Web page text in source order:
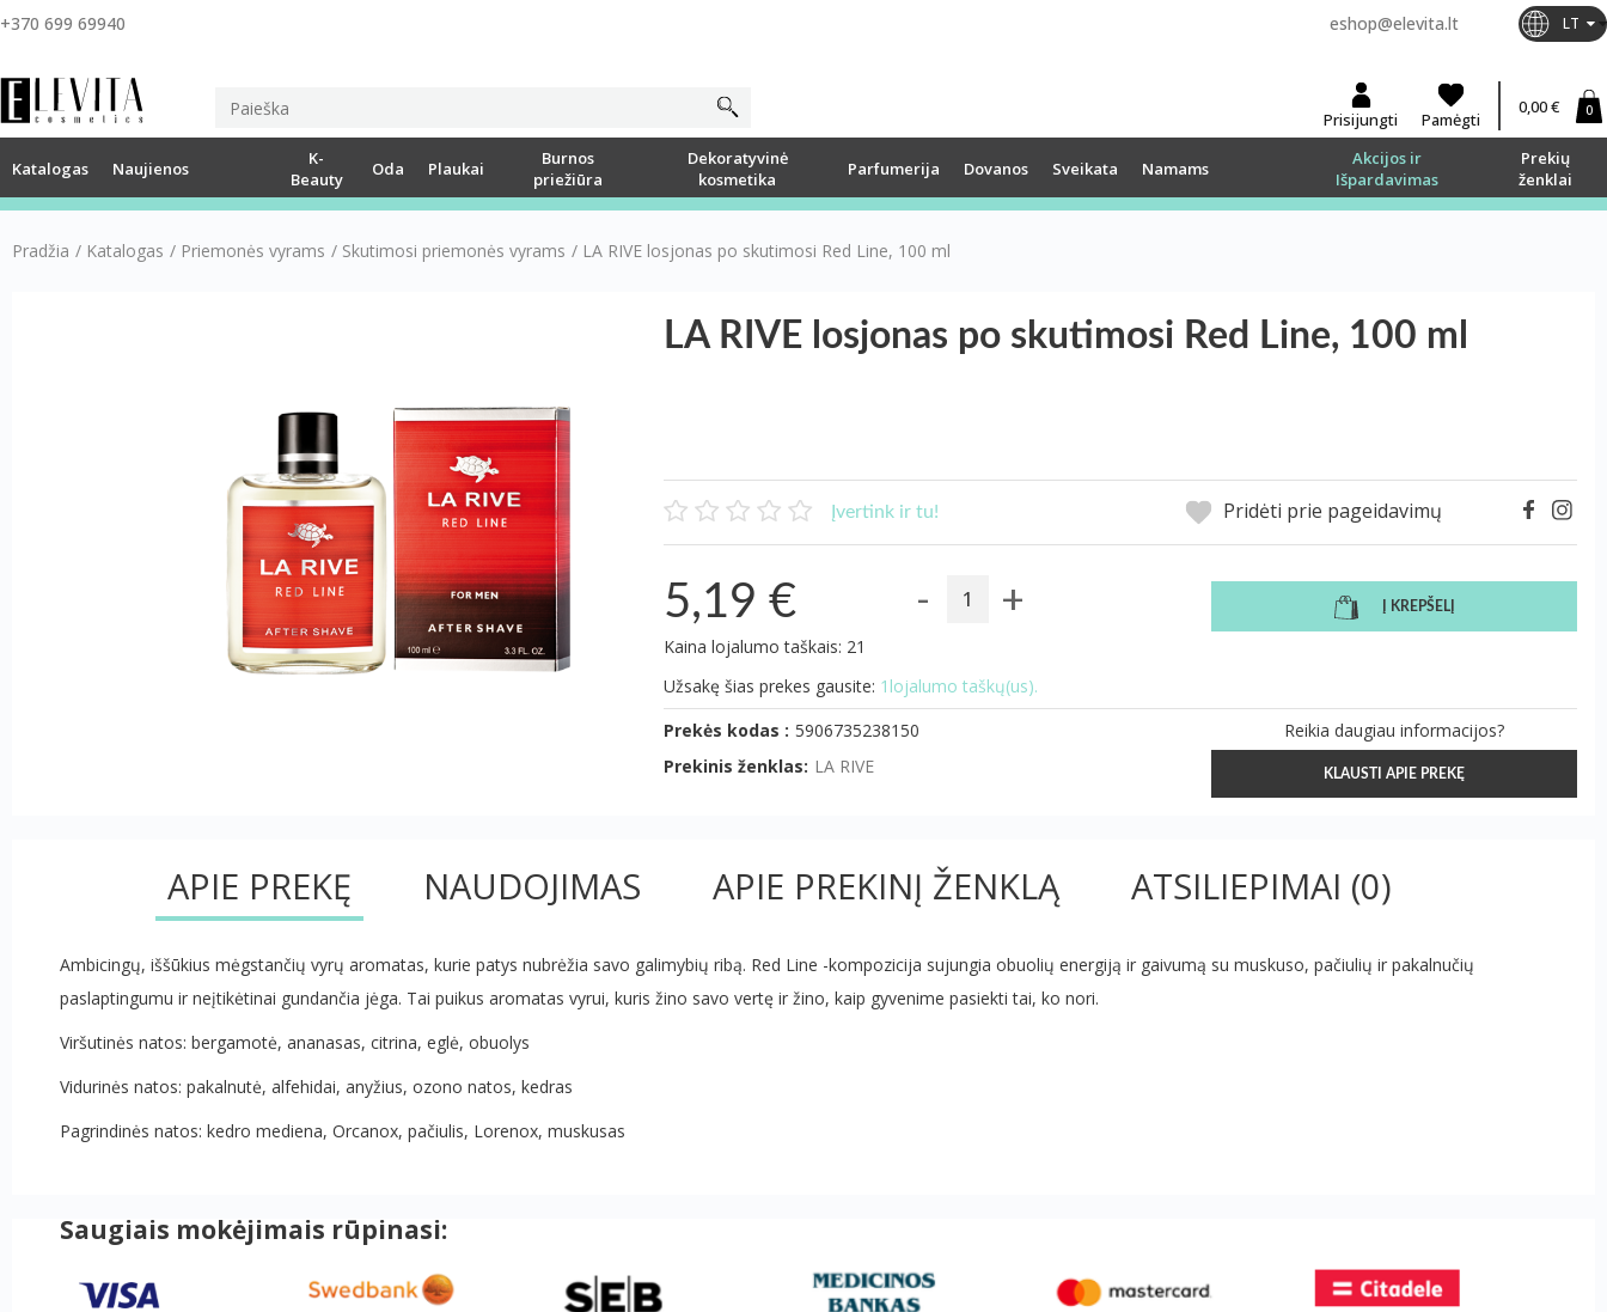
+370 699 69940 eshop@elevita.lt LT
Prisijungti Pamėgti
0,00 € 0
Katalogas Naujienos
K-
Beauty
Oda Plaukai
Burnos
priežiūra
Dekoratyvinė
kosmetika
Parfumerija Dovanos Sveikata Namams
Akcijos ir
Išpardavimas
Prekių
ženklai
Pradžia / Katalogas / Priemonės vyrams / Skutimosi priemonės vyrams / LA RIVE losjonas po skutimosi Red Line, 100 ml
LA RIVE losjonas po skutimosi Red Line, 100 ml
Įvertink ir tu! Pridėti prie pageidavimų
5,19 € - + Į KREPŠELĮ
Kaina lojalumo taškais: 21
Užsakę šias prekes gausite: 1lojalumo taškų(us).
Prekės kodas : 5906735238150
Prekinis ženklas: LA RIVE
Reikia daugiau informacijos?
KLAUSTI APIE PREKĘ
APIE PREKĘ NAUDOJIMAS APIE PREKINĮ ŽENKLĄ ATSILIEPIMAI (0)
Ambicingų, iššūkius mėgstančių vyrų aromatas, kurie patys nubrėžia savo galimybių ribą. Red Line -kompozicija sujungia obuolių energiją ir gaivumą su muskuso, pačiulių ir pakalnučių
paslaptingumu ir neįtikėtinai gundančia jėga. Tai puikus aromatas vyrui, kuris žino savo vertę ir žino, kaip gyvenime pasiekti tai, ko nori.
Viršutinės natos: bergamotė, ananasas, citrina, eglė, obuolys
Vidurinės natos: pakalnutė, alfehidai, anyžius, ozono natos, kedras
Pagrindinės natos: kedro mediena, Orcanox, pačiulis, Lorenox, muskusas
Saugiais mokėjimais rūpinasi: